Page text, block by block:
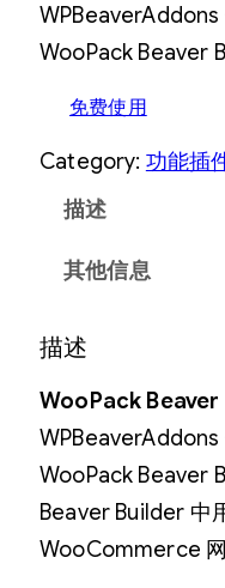
WPBeaverAddons
WooPack Beaver
免费使用
Category: 功能插
描述
其他信息
描述
WooPack
WPBeaverAddons
WooPack Beaver
Beaver Builder 中
WooCommerce 网